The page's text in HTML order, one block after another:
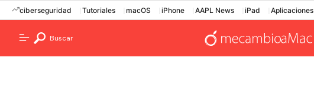
ciberseguridad Tutoriales macOS iPhone AAPL News iPad Aplicaciones
Buscar